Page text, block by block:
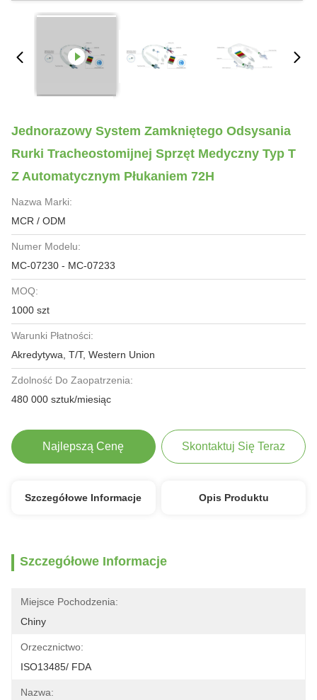
Jednorazowy System Zamkniętego Odsysania
Rurki Tracheostomijnej Sprzęt Medyczny Typ T
Z Automatycznym Płukaniem 72H
Nazwa Marki:
MCR / ODM
Numer Modelu:
MC-07230 - MC-07233
MOQ:
1000 szt
Warunki Płatności:
Akredytywa, T/T, Western Union
Zdolność Do Zaopatrzenia:
480 000 sztuk/miesiąc
Najlepszą Cenę Skontaktuj Się Teraz
Szczegółowe Informacje Opis Produktu
Szczegółowe Informacje
Miejsce Pochodzenia:
Chiny
Orzecznictwo:
ISO13485/ FDA
Nazwa: